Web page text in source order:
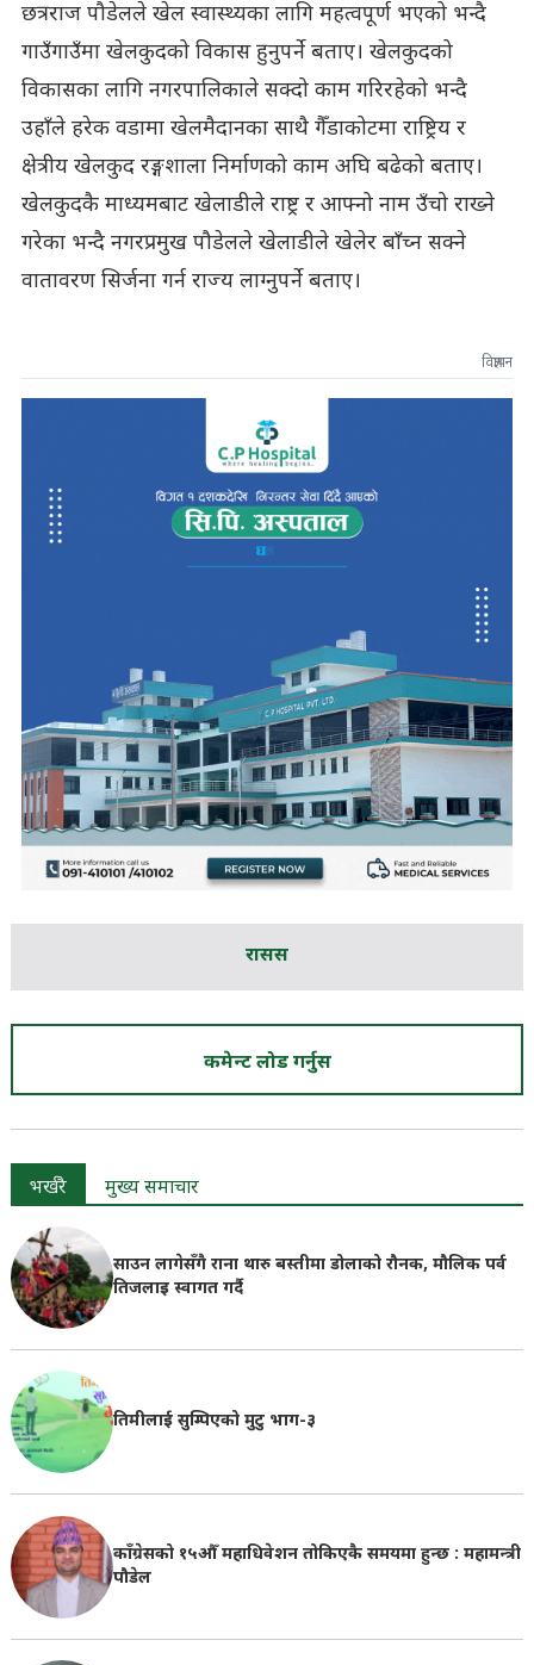
छत्रराज पौडेलले खेल स्वास्थ्यका लागि महत्वपूर्ण भएको भन्दै
गाउँगाउँमा खेलकुदको विकास हुनुपर्ने बताए। खेलकुदको
विकासका लागि नगरपालिकाले सक्दो काम गरिरहेको भन्दै
उहाँले हरेक वडामा खेलमैदानका साथै गैँडाकोटमा राष्ट्रिय र
क्षेत्रीय खेलकुद रङ्गशाला निर्माणको काम अघि बढेको बताए।
खेलकुदकै माध्यमबाट खेलाडीले राष्ट्र र आफ्नो नाम उँचो राख्ने
गरेका भन्दै नगरप्रमुख पौडेलले खेलाडीले खेलेर बाँच्न सक्ने
वातावरण सिर्जना गर्न राज्य लाग्नुपर्ने बताए।
विज्ञापन
रासस
कमेन्ट लोड गर्नुस
भर्खरै मुख्य समाचार
साउन लागेसँगै राना थारु बस्तीमा डोलाको रौनक, मौलिक पर्व
तिजलाइ स्वागत गर्दै
तिमीलाई सुम्पिएको मुटु भाग-३
काँग्रेसको १५औँ महाधिवेशन तोकिएकै समयमा हुन्छ : महामन्त्री
पौडेल